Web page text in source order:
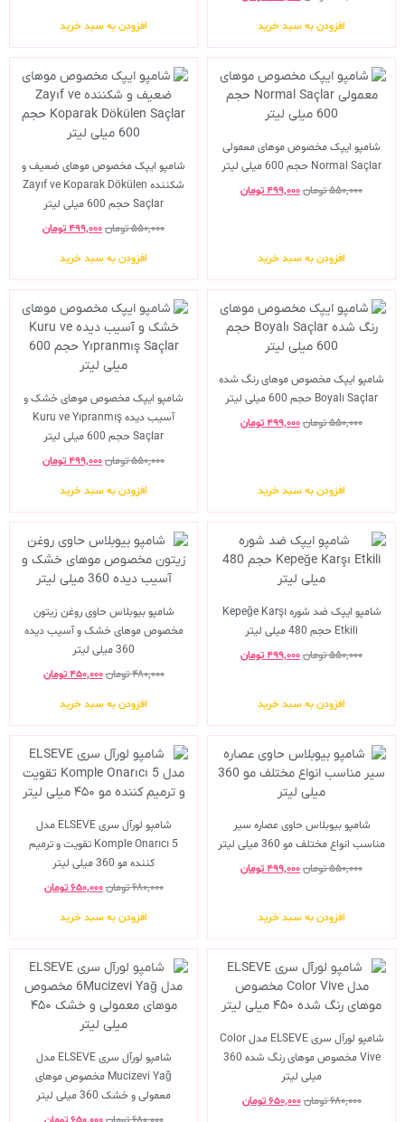
5.00
افزودن به سبد خرید افزودن به سبد خرید
شامپو ایپک مخصوص موهای معمولی
Normal Saçlar حجم 600 میلی لیتر
۵۵۰,۰۰۰تومان۴۹۹,۰۰۰تومان
افزودن به سبد خرید
شامپو ایپک مخصوص موهای ضعیف و
شکننده Zayıf ve Koparak Dökülen
Saçlar حجم 600 میلی لیتر
۵۵۰,۰۰۰تومان۴۹۹,۰۰۰تومان
افزودن به سبد خرید
شامپو ایپک مخصوص موهای رنگ شده
Boyalı Saçlar حجم 600 میلی لیتر
۵۵۰,۰۰۰تومان۴۹۹,۰۰۰تومان
افزودن به سبد خرید
شامپو ایپک مخصوص موهای خشک و
آسیب دیده Kuru ve Yıpranmış
Saçlar حجم 600 میلی لیتر
۵۵۰,۰۰۰تومان۴۹۹,۰۰۰تومان
افزودن به سبد خرید
شامپو ایپک ضد شوره Kepeğe Karşı
Etkili حجم 480 میلی لیتر
۵۵۰,۰۰۰تومان۴۹۹,۰۰۰تومان
افزودن به سبد خرید
شامپو بیوبلاس حاوی روغن زیتون
مخصوص موهای خشک و آسیب دیده
360 میلی لیتر
۴۸۰,۰۰۰تومان۴۵۰,۰۰۰ تومان
افزودن به سبد خرید
شامپو بیوبلاس حاوی عصاره سیر
مناسب انواع مختلف مو 360 میلی لیتر
۵۵۰,۰۰۰تومان۴۹۹,۰۰۰تومان
افزودن به سبد خرید
شامپو لورآل سری ELSEVE مدل
Komple Onarıcı 5 تقویت و ترمیم
کننده مو 360 میلی لیتر
۶۸۰,۰۰۰تومان۶۵۰,۰۰۰ تومان
افزودن به سبد خرید
شامپو لورآل سری ELSEVE مدل Color
Vive مخصوص موهای رنگ شده 360
میلی لیتر
۶۸۰,۰۰۰تومان۶۵۰,۰۰۰ تومان
شامپو لورآل سری ELSEVE مدل
Mucizevi Yağ مخصوص موهای
معمولی و خشک 360 میلی لیتر